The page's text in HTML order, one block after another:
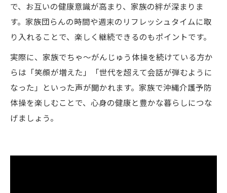
で、お互いの健康意識が高まり、家族の絆が深まりま
す。家族団らんの時間や週末のリフレッシュタイムに取
り入れることで、楽しく継続できるのもポイントです。
実際に、家族でちゃ～がんじゅう体操を続けている方か
らは「笑顔が増えた」「世代を超えて会話が弾むように
なった」といった声が聞かれます。家族で沖縄介護予防
体操を楽しむことで、心身の健康と豊かな暮らしにつな
げましょう。